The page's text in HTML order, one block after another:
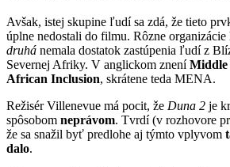
Avšak, istej skupine ľudí sa zdá, že tieto
úplne nedostali do filmu. Rôzne organizácie
druhá nemala dostatok zastúpenia ľudí z
Severnej Afriky. V anglickom zneníMiddle
African Inclusion, skrátene teda MENA.
Režisér Villenevue má pocit, že Duna 2 je
spôsobom neprávom. Tvrdí (v rozhovore
že sa snažil byť predlohe aj týmto vplyvom
dalo.